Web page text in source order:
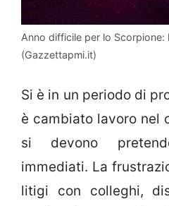
Anno difficile per lo Scorpione:
(Gazzettapmi.it)
Si è in un periodo di
è cambiato lavoro nel
si devono
immediati. La
litigi con colleghi,